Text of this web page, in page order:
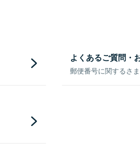
よくあるご質問・
郵便番号に関するさ